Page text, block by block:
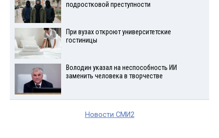
подростковой преступности
При вузах откроют университетские
гостиницы
Володин указал на неспособность ИИ
заменить человека в творчестве
Новости СМИ2